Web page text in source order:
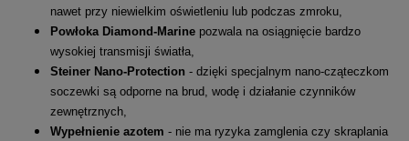
nawet przy niewielkim oświetleniu lub podczas zmroku,
Powłoka Diamond-Marine pozwala na osiągnięcie bardzo
wysokiej transmisji światła,
Steiner Nano-Protection - dzięki specjalnym nano-cząteczkom
soczewki są odporne na brud, wodę i działanie czynników
zewnętrznych,
Wypełnienie azotem - nie ma ryzyka zamglenia czy skraplania